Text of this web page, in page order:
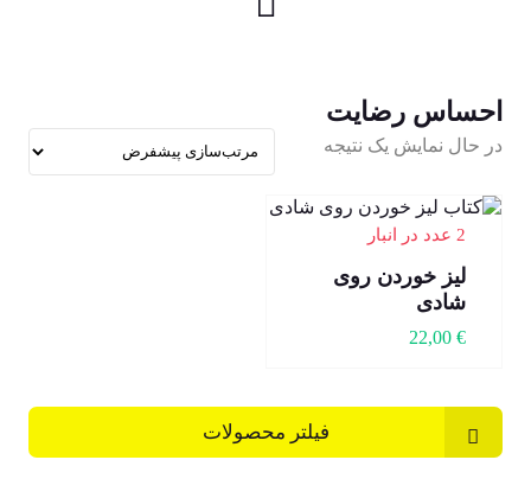
احساس رضایت
در حال نمایش یک نتیجه
2 عدد در انبار
لیز خوردن روی
شادی
22,00 €
فیلتر محصولات